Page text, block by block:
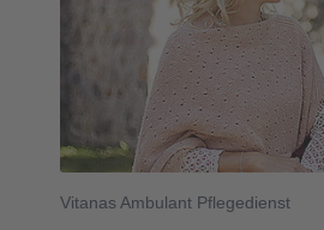
Vitanas Ambulant Pflegedienst